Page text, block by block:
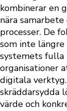
kombinerar en
nära
processer. De
som inte
systemets fulla
organisationer
digitala
skräddarsydda
värde och